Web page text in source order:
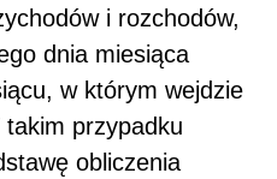
i rozchodów,
dnia miesiąca
w którym wejdzie
przypadku
obliczenia